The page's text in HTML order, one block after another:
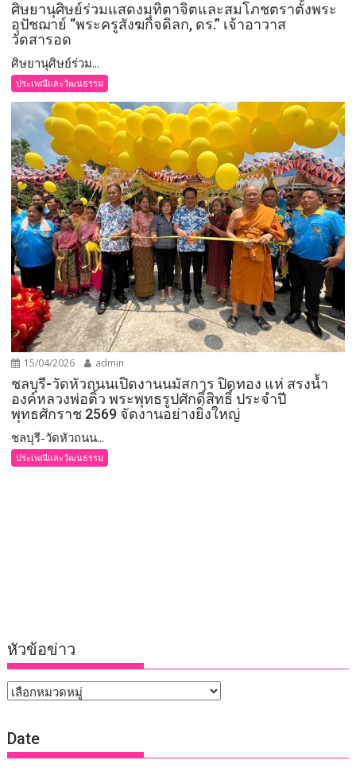
ศิษยานุศิษย์ร่วมแสดงมุทิตาจิตและสมโภชตราตั้งพระ
อุปัชฌาย์ “พระครูสังฆกิจดิลก, ดร.” เจ้าอาวาส
วัดสารอด
ศิษยานุศิษย์ร่วม...
ประเพณีและวัฒนธรรม
15/04/2026 admin
ชลบุรี-วัดหัวถนนเปิดงานนมัสการ ปิดทอง แห่ สรงน้ำ
องค์หลวงพ่อติ้ว พระพุทธรูปศักดิ์สิทธิ์ ประจำปี
พุทธศักราช 2569 จัดงานอย่างยิ่งใหญ่
ชลบุรี-วัดหัวถนน...
ประเพณีและวัฒนธรรม
หัวข้อข่าว
หัวข้อ
Date